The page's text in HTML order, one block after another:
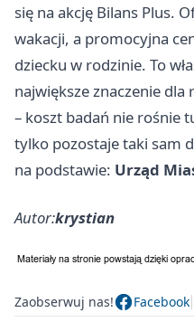
się na akcję Bilans Plus.
wakacji, a promocyjna
dziecku w rodzinie. To
największe znaczenie
– koszt badań nie rośnie
tylko pozostaje taki sam
na podstawie: Urząd
Autor:krystian
Zaobserwuj nas! Facebook